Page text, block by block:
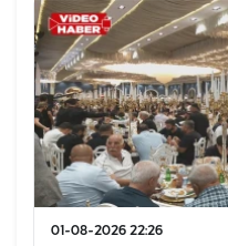
01-08-2026 22:26